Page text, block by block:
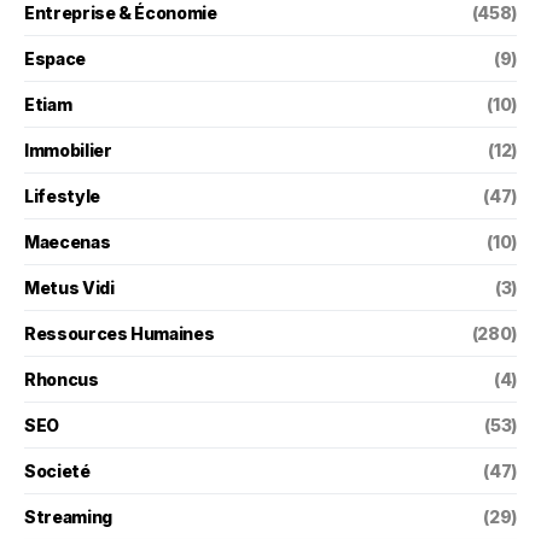
Entreprise & Économie (458)
Espace (9)
Etiam (10)
Immobilier (12)
Lifestyle (47)
Maecenas (10)
Metus Vidi (3)
Ressources Humaines (280)
Rhoncus (4)
SEO (53)
Societé (47)
Streaming (29)